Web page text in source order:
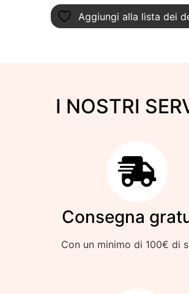
Aggiungi alla lista dei
I NOSTRI
Consegna
Con un minimo di 100€ di